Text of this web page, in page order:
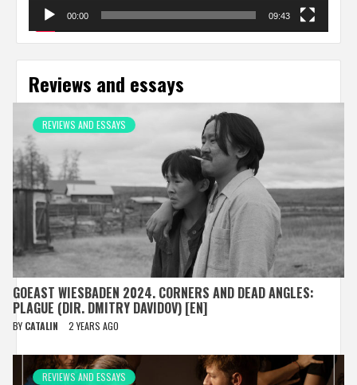
00:00 09:43
Reviews and essays
REVIEWS AND ESSAYS
GOEAST WIESBADEN 2024. CORNERS AND DEAD ANGLES:
PLAGUE (DIR. DMITRY DAVIDOV) [EN]
BY CATALIN 2 YEARS AGO
REVIEWS AND ESSAYS